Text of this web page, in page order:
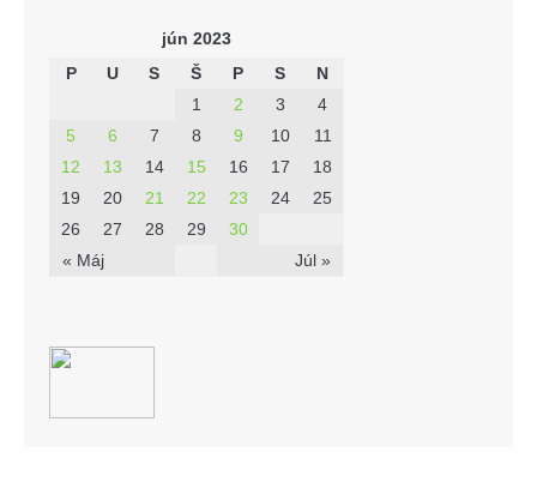
jún 2023
P
U S Š P S N
« Máj Júl »
1 2 3
4
5
6 7 8 9 10
11
12
13 14 15 16 17
18
19
20 21 22 23 24
25
26
27 28 29 30